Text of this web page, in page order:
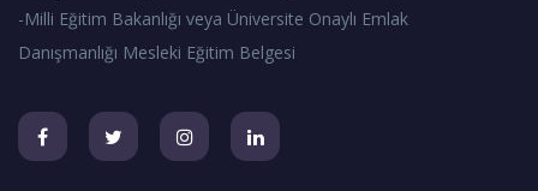
-Milli Eğitim Bakanlığı veya Üniversite Onaylı Emlak
Danışmanlığı Mesleki Eğitim Belgesi